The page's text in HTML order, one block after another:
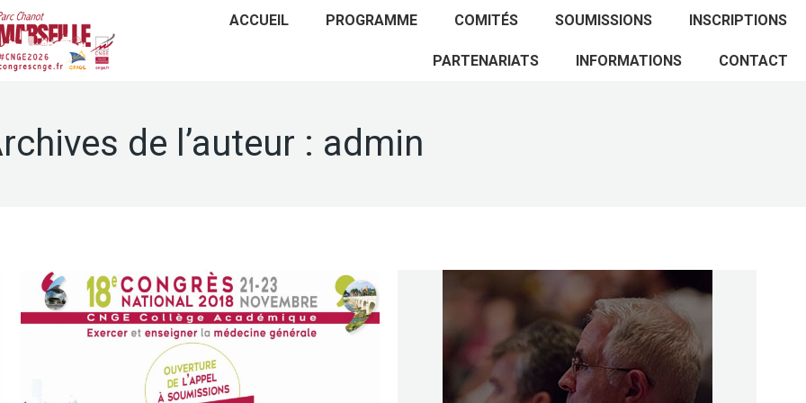
ACCUEIL PROGRAMME COMITÉS SOUMISSIONS INSCRIPTIONS
PARTENARIATS INFORMATIONS CONTACT
de l’auteur : admin
ACCUEIL PROGRAMME COMITÉS
SOUMISSIONS INSCRIPTIONS PARTENARIATS